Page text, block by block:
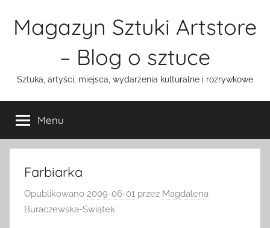
Magazyn Sztuki Artstore
– Blog o sztuce
Sztuka, artyści, miejsca, wydarzenia kulturalne i rozrywkowe
Menu
Farbiarka
Opublikowano 2009-06-01 przez Magdalena
Buraczewska-Świątek